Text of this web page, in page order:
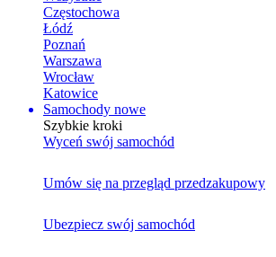
Częstochowa
Łódź
Poznań
Warszawa
Wrocław
Katowice
Samochody nowe
Szybkie kroki
Wyceń swój samochód
Umów się na przegląd przedzakupowy
Ubezpiecz swój samochód